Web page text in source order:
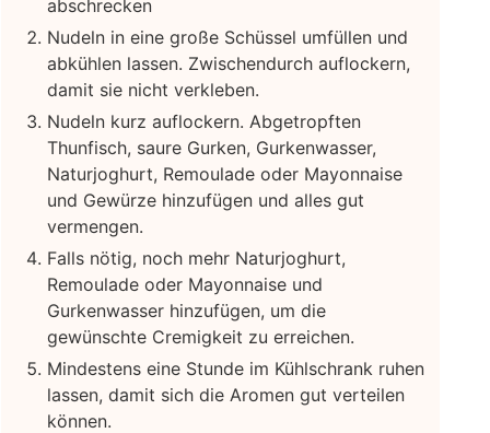
abschrecken
Nudeln in eine große Schüssel umfüllen und
abkühlen lassen. Zwischendurch auflockern,
damit sie nicht verkleben.
Nudeln kurz auflockern. Abgetropften
Thunfisch, saure Gurken, Gurkenwasser,
Naturjoghurt, Remoulade oder Mayonnaise
und Gewürze hinzufügen und alles gut
vermengen.
Falls nötig, noch mehr Naturjoghurt,
Remoulade oder Mayonnaise und
Gurkenwasser hinzufügen, um die
gewünschte Cremigkeit zu erreichen.
Mindestens eine Stunde im Kühlschrank ruhen
lassen, damit sich die Aromen gut verteilen
können.